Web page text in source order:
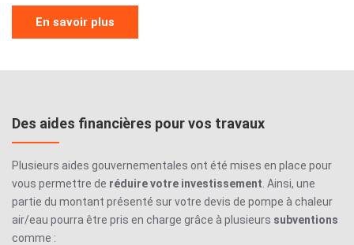
En savoir plus
Des aides financières pour vos travaux
Plusieurs aides gouvernementales ont été mises en place pour
vous permettre de réduire votre investissement . Ainsi, une
partie du montant présenté sur votre devis de pompe à chaleur
air/eau pourra être pris en charge grâce à plusieurs subventions
comme :